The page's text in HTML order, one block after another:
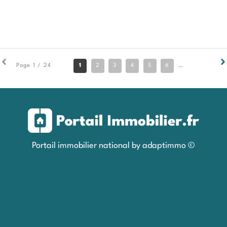
Page 1 / 24 1 2 3 4 5 6 9
Portail immobilier national by adaptimmo ©